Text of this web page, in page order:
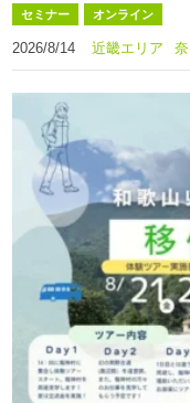
セミナー オンライン
2026/8/14 近畿エリア